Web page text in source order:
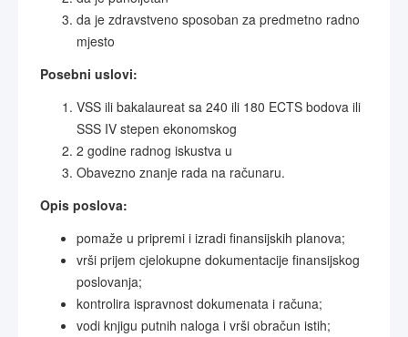
da je zdravstveno sposoban za predmetno radno
mjesto
Posebni uslovi:
VSS ili bakalaureat sa 240 ili 180 ECTS bodova ili
SSS IV stepen ekonomskog
2 godine radnog iskustva u
Obavezno znanje rada na računaru.
Opis poslova:
pomaže u pripremi i izradi finansijskih planova;
vrši prijem cjelokupne dokumentacije finansijskog
poslovanja;
kontrolira ispravnost dokumenata i računa;
vodi knjigu putnih naloga i vrši obračun istih;